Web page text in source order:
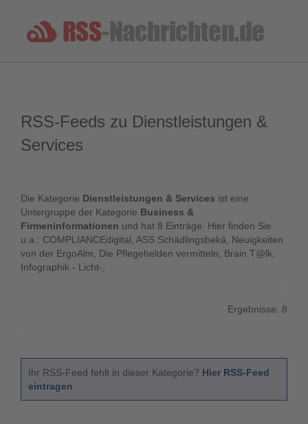
RSS-Feeds zu Dienstleistungen &
Services
Die Kategorie Dienstleistungen & Services ist eine
Untergruppe der Kategorie Business &
Firmeninformationen und hat 8 Einträge. Hier finden Sie
u.a.: COMPLIANCEdigital, ASS Schädlingsbekä, Neuigkeiten
von der ErgoAlm, Die Pflegehelden vermitteln, Brain T@lk,
Infographik - Licht-,
Ergebnisse: 8
Ihr RSS-Feed fehlt in dieser Kategorie? Hier RSS-Feed
eintragen